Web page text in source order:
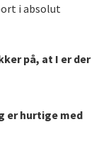
i absolut
på, at I er der
er hurtige med